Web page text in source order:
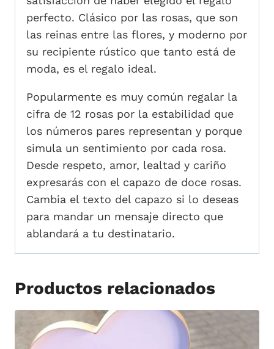
perfecto. Clásico por las rosas, que son
las reinas entre las flores, y moderno por
su recipiente rústico que tanto está de
moda, es el regalo ideal.
Popularmente es muy común regalar la
cifra de 12 rosas por la estabilidad que
los números pares representan y porque
simula un sentimiento por cada rosa.
Desde respeto, amor, lealtad y cariño
expresarás con el capazo de doce rosas.
Cambia el texto del capazo si lo deseas
para mandar un mensaje directo que
ablandará a tu destinatario.
Productos relacionados